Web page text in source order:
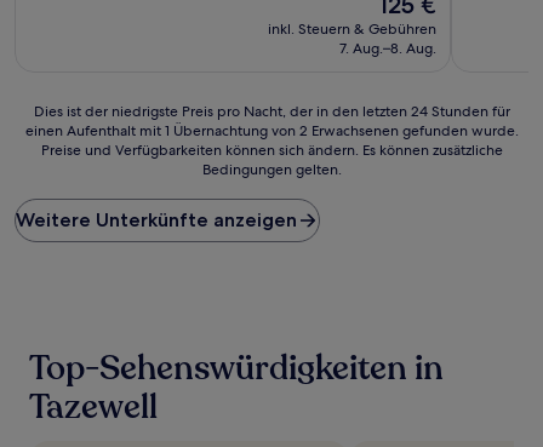
Preis
beträgt
inkl. Steuern & Gebühren
7. Aug.–8. Aug.
Dies
ist
Preis
pro
Nacht,
24 Stunden
einen
Aufenthalt
Dies ist der niedrigste Preis pro Nacht, der in den letzten 24 Stunden für
einen Aufenthalt mit 1 Übernachtung von 2 Erwachsenen gefunden wurde.
Preise und Verfügbarkeiten können sich ändern. Es können zusätzliche
Bedingungen gelten.
Weitere Unterkünfte anzeigen
Top-Sehenswürdigkeiten in
Tazewell